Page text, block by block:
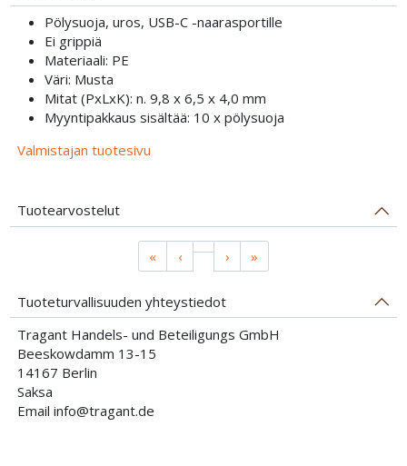
Pölysuoja, uros, USB-C -naarasportille
Ei grippiä
Materiaali: PE
Väri: Musta
Mitat (PxLxK): n. 9,8 x 6,5 x 4,0 mm
Myyntipakkaus sisältää: 10 x pölysuoja
Valmistajan tuotesivu
Tuotearvostelut
« ‹ › »
Tuoteturvallisuuden yhteystiedot
Tragant Handels- und Beteiligungs GmbH
Beeskowdamm 13-15
14167 Berlin
Saksa
Email info@tragant.de